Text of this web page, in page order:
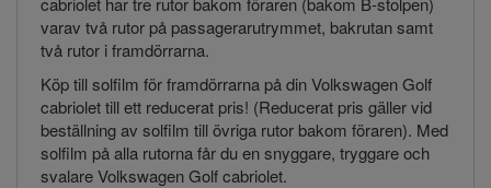
varav två rutor på passagerarutrymmet, bakrutan samt
två rutor i framdörrarna.
Köp till solfilm för framdörrarna på din Volkswagen Golf
cabriolet till ett reducerat pris! (Reducerat pris gäller vid
beställning av solfilm till övriga rutor bakom föraren). Med
solfilm på alla rutorna får du en snyggare, tryggare och
svalare Volkswagen Golf cabriolet.